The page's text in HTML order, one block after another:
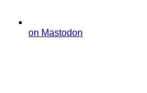
on Mastodon